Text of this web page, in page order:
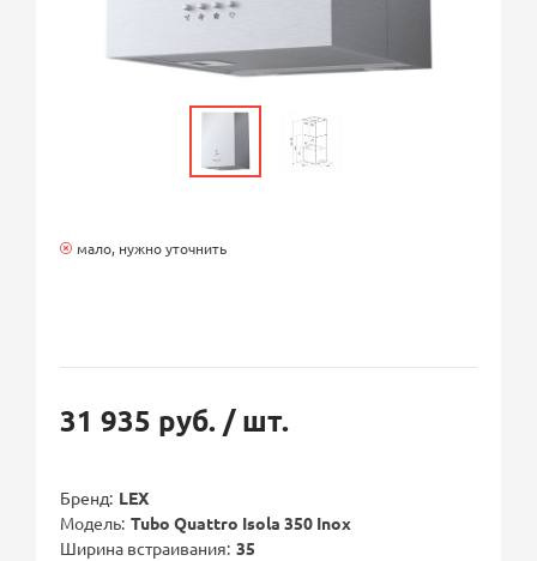
мало, нужно уточнить
31 935 руб. / шт.
Бренд LEX
Модель Tubo Quattro Isola 350 Inox
Ширина встраивания 35